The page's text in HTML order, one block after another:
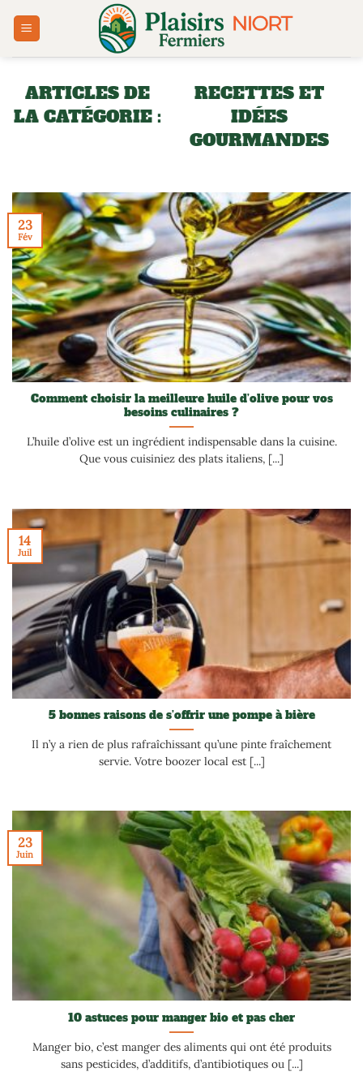
RECETTES ET
IDÉES
GOURMANDES
Comment choisir la meilleure huile d’olive pour vos
besoins culinaires ?
L’huile d’olive est un ingrédient indispensable dans la cuisine.
Que vous cuisiniez des plats italiens, [...]
23
Fév
5 bonnes raisons de s’offrir une pompe à bière
Il n’y a rien de plus rafraîchissant qu’une pinte fraîchement
servie. Votre boozer local est [...]
14
Juil
10 astuces pour manger bio et pas cher
Manger bio, c’est manger des aliments qui ont été produits
sans pesticides, d’additifs, d’antibiotiques ou [...]
23
Juin